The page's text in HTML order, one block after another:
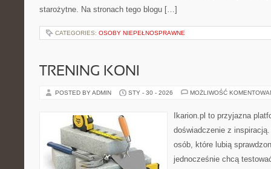
starożytne. Na stronach tego blogu […]
CATEGORIES: OSOBY NIEPEŁNOSPRAWNE
TRENING KONI
POSTED BY ADMIN STY - 30 - 2026 MOŻLIWOŚĆ
Ikarion.pl to przyjazna
doświadczenie z
osób, które lubią
jednocześnie chcą